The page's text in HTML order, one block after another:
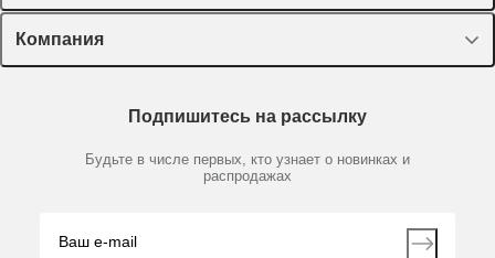
Оборудование, приборы
Пластик, стекло, принадлежности
Химические реактивы, препараты, наборы
Производители
Лекторий Диаэм
Доставка и оплата
Мобильное приложение
Компания
Партнеры
Контакты
Подпишитесь на рассылку
Будьте в числе первых, кто узнает о новинках и
распродажах